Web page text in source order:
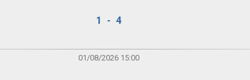
1 - 4
01/08/2026 15:00